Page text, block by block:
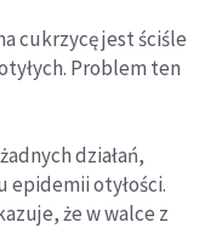
cukrzycę jest ściśle
Problem ten
działań,
epidemii otyłości.
że w walce z